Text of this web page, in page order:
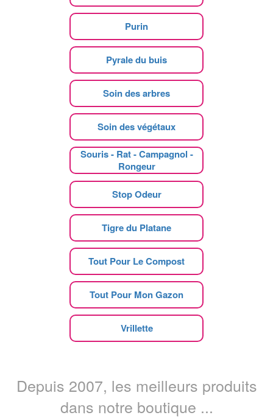
Purin
Pyrale du buis
Soin des arbres
Soin des végétaux
Souris - Rat - Campagnol -
Rongeur
Stop Odeur
Tigre du Platane
Tout Pour Le Compost
Tout Pour Mon Gazon
Vrillette
Depuis 2007, les meilleurs produits
dans notre boutique ...